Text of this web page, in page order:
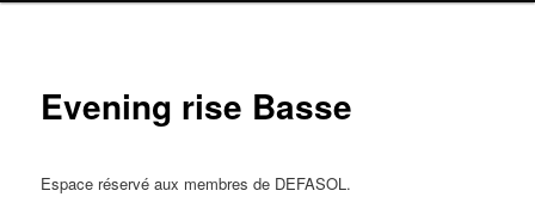
content
Evening rise Basse
Espace réservé aux membres de DEFASOL.